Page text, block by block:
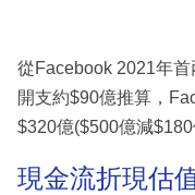
從Facebook 2021年
開支約$90億推算，
$320億($500億減$180
現金流折現估